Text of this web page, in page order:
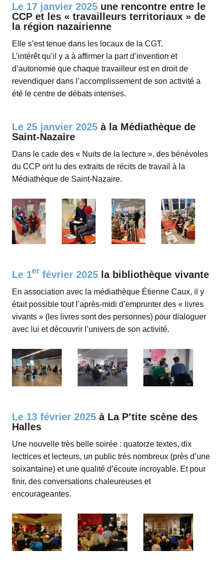
Le 17 janvier 2025 une rencontre entre le
CCP et les « travailleurs territoriaux » de
la région nazairienne
Elle s’est tenue dans les locaux de la CGT.
L’intérêt qu’il y a à affirmer la part d’invention et
d’autonomie que chaque travailleur est en droit de
revendiquer dans l’accomplissement de son activité a
été le centre de débats intenses.
Le 25 janvier 2025 à la Médiathèque de
Saint-Nazaire
Dans le cade des « Nuits de la lecture », des bénévoles
du CCP ont lu des extraits de récits de travail à la
Médiathèque de Saint-Nazaire.
Le 1er février 2025 la bibliothèque vivante
En association avec la médiathèque Étienne Caux, il y
était possible tout l’après-midi d’emprunter des « livres
vivants » (les livres sont des personnes) pour dialoguer
avec lui et découvrir l’univers de son activité.
Le 13 février 2025 à La P’tite scène des
Halles
Une nouvelle très belle soirée : quatorze textes, dix
lectrices et lecteurs, un public très nombreux (près d’une
soixantaine) et une qualité d’écoute incroyable. Et pour
finir, des conversations chaleureuses et
encourageantes.